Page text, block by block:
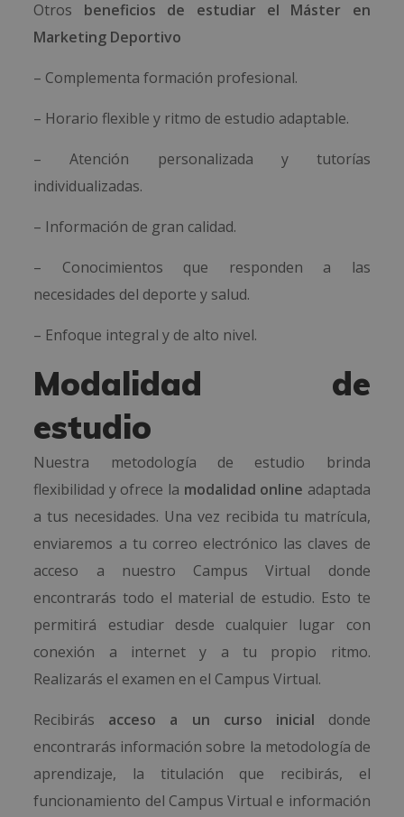
Otros beneficios de estudiar
el Máster en
Marketing Deportivo
– Complementa formación profesional.
– Horario flexible y ritmo de estudio adaptable.
– Atención personalizada y tutorías
individualizadas.
– Información de gran calidad.
– Conocimientos que responden a las
necesidades del deporte y salud.
– Enfoque integral y de alto nivel.
Modalidad de
estudio
Nuestra metodología de estudio brinda
flexibilidad y ofrece la modalidad online adaptada
a tus necesidades. Una vez recibida tu matrícula,
enviaremos a tu correo electrónico las claves de
acceso a nuestro Campus Virtual donde
encontrarás todo el material de estudio. Esto te
permitirá estudiar desde cualquier lugar con
conexión a internet y a tu propio ritmo.
Realizarás el examen en el Campus Virtual.
Recibirás acceso a un curso inicial donde
encontrarás información sobre la metodología de
aprendizaje, la titulación que recibirás, el
funcionamiento del Campus Virtual e información